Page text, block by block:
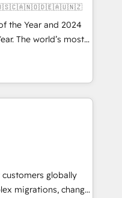
the Year and 2024
The world’s most
HubSpot Solutions
APAC and NAM,
and
Hub. 🧭 From
automation,
at global
of trust built through
customers globally
migrations, change